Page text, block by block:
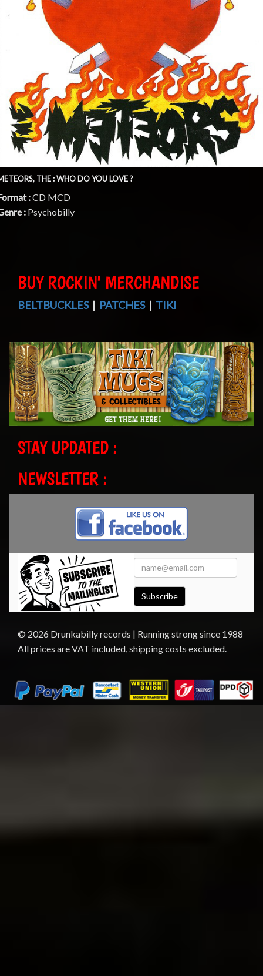
THE : WHO DO YOU LOVE ?
:CD MCD
: Psychobilly
BUY ROCKIN' MERCHANDISE
BELTBUCKLES| PATCHES| TIKI
STAY UPDATED :
NEWSLETTER :
Subscribe
© 2026 Drunkabilly records | Running strong since 1988
All prices are VAT included, shipping costs excluded.